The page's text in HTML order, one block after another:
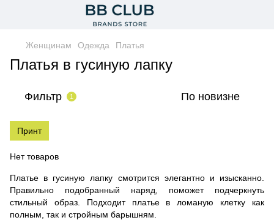
Женщинам Одежда Платья
Платья в гусиную лапку
Фильтр 1 По новизне
Принт
Нет товаров
Платье в гусиную лапку смотрится элегантно и изысканно.
Правильно подобранный наряд, поможет подчеркнуть
стильный образ. Подходит платье в ломаную клетку как
полным, так и стройным барышням.